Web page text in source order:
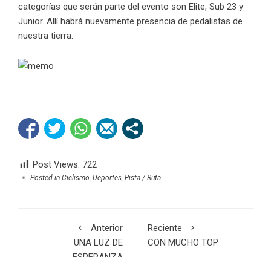
categorías que serán parte del evento son Elite, Sub 23 y
Junior. Allí habrá nuevamente presencia de pedalistas de
nuestra tierra.
Post Views: 722
Posted in Ciclismo Deportes Pista / Ruta
Anterior
UNA LUZ DE
Reciente
CON MUCHO TOP